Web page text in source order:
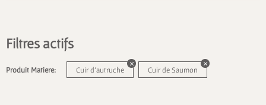
Filtres actifs
Produit Matiere: Cuir d'autruche Cuir de Saumon